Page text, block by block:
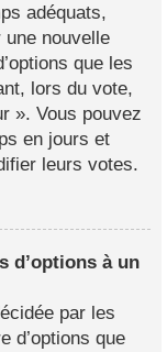
adéquats,
nouvelle
que les
lors du vote,
». Vous pouvez
en jours et
leurs votes.
d’options à un
par les
d’options que